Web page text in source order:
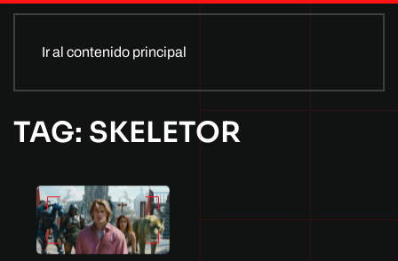
Ir al contenido principal
TAG: SKELETOR